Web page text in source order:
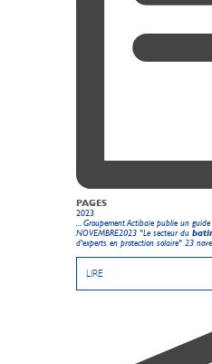
PAGES
2023
... Groupement Actibaie publie un
NOVEMBRE2023 "Le secteur du
d'experts en protection solaire" 23
LIRE